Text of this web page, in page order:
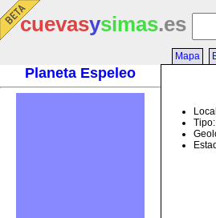
cuevasysimas.es
Planeta Espeleo
Mapa